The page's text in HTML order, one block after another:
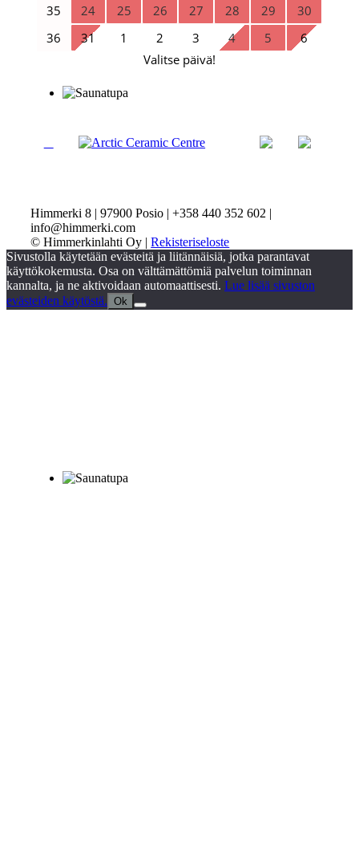
Himmerki 8 | 97900 Posio | +358 440 352 602 |
info@himmerki.com
© Himmerkinlahti Oy |Rekisteriseloste
Sivustolla käytetään evästeitä ja liitännäisiä, jotka parantavat
käyttökokemusta. Osa on välttämättömiä palvelun toiminnan
kannalta, ja ne aktivoidaan automaattisesti. Lue lisää sivuston
evästeiden käytöstä. Ok